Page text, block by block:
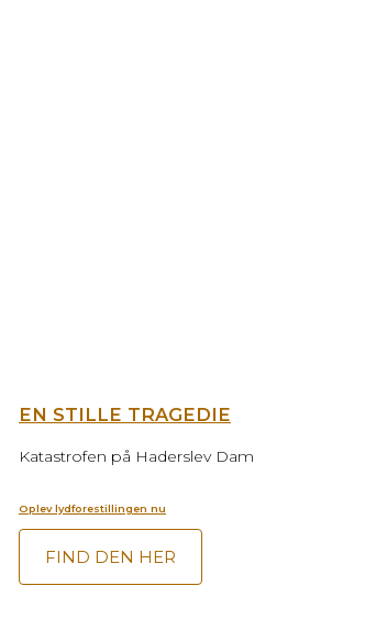
EN STILLE TRAGEDIE
Katastrofen på Haderslev Dam
Oplev lydforestillingen nu
FIND DEN HER